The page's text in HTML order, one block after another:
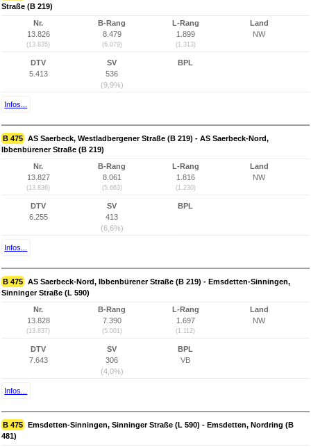
Straße (B 219)
Nr.
13.826
(13.835)
B-Rang
8.479
(6.079)
L-Rang
1.899
(1.313)
Land
NW
DTV
5.413
SV
536
(9,9%)
BPL
Infos...
B 475 AS Saerbeck, Westladbergener Straße (B 219) - AS Saerbeck-Nord,
Ibbenbürener Straße (B 219)
Nr.
13.827
(13.836)
B-Rang
8.061
(5.663)
L-Rang
1.816
(1.230)
Land
NW
DTV
6.255
SV
413
(6,6%)
BPL
Infos...
B 475 AS Saerbeck-Nord, Ibbenbürener Straße (B 219) - Emsdetten-Sinningen,
Sinninger Straße (L 590)
Nr.
13.828
(13.837)
B-Rang
7.390
(5.001)
L-Rang
1.697
(1.112)
Land
NW
DTV
7.643
SV
306
(4,0%)
BPL
VB
Infos...
B 475 Emsdetten-Sinningen, Sinninger Straße (L 590) - Emsdetten, Nordring (B
481)